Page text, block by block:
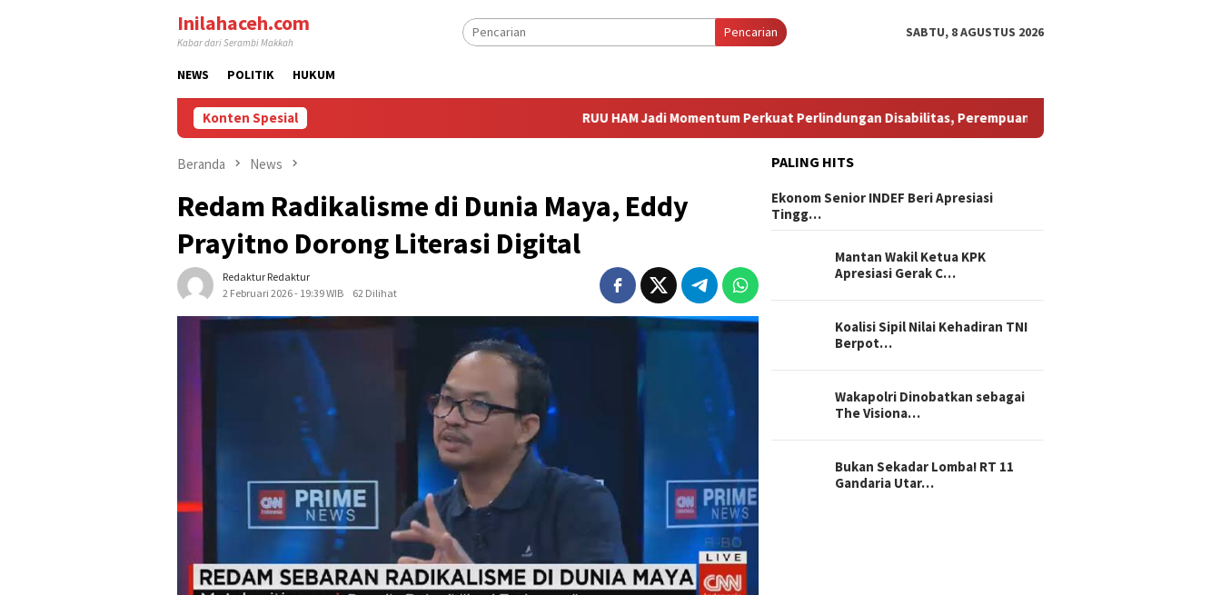
Inilahaceh.com
Kabar dari Serambi Makkah
Pencarian SABTU, 8 AGUSTUS 2026
NEWS POLITIK HUKUM
Konten Spesial RUU HAM Jadi Momentum Perkuat Perlindungan Disabilitas, Perempuan, dan Pembela HAM
Beranda News
Redam Radikalisme di Dunia Maya, Eddy
Prayitno Dorong Literasi Digital
Redaktur Redaktur
2 Februari 2026 - 19:39 WIB
62 Dilihat
PALING HITS
Ekonom Senior INDEF Beri Apresiasi
Tingg…
Mantan Wakil Ketua KPK
Apresiasi Gerak C…
Koalisi Sipil Nilai Kehadiran TNI
Berpot…
Wakapolri Dinobatkan sebagai
The Visiona…
Bukan Sekadar Lomba! RT 11
Gandaria Utar…